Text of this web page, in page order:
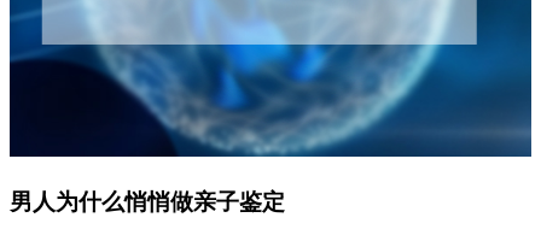
男人为什么悄悄做亲子鉴定